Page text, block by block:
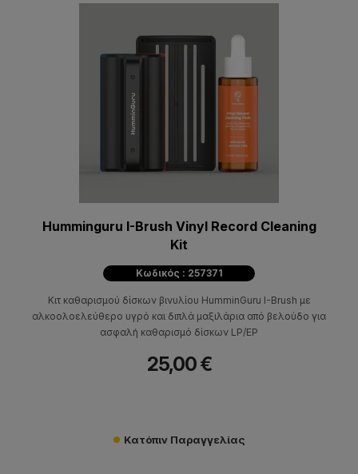
Humminguru I-Brush Vinyl Record Cleaning
Kit
Κωδικός : 257371
Κιτ καθαρισμού δίσκων βινυλίου HumminGuru I-Brush με
αλκοολοελεύθερο υγρό και διπλά μαξιλάρια από βελούδο για
ασφαλή καθαρισμό δίσκων LP/EP
25,00 €
Κατόπιν Παραγγελίας